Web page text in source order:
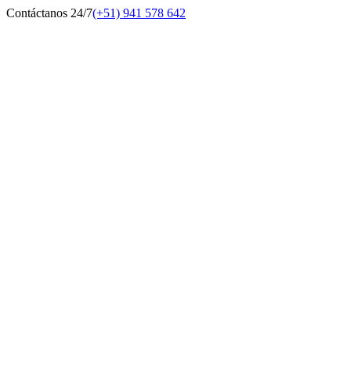
Contáctanos 24/7(+51) 941 578 642